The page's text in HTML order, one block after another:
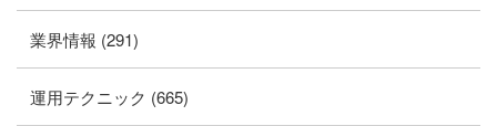
業界情報 (291)
運用テクニック (665)